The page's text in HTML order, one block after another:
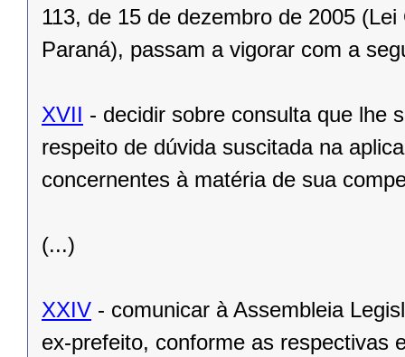
113, de 15 de dezembro de 2005
Paraná), passam a vigorar com a
XVII - decidir sobre consulta que lhe
respeito de dúvida suscitada na
concernentes à matéria de sua
(...)
XXIV - comunicar à Assembleia
ex-prefeito, conforme as respectivas